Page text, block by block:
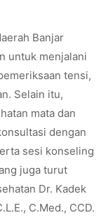
Banjar
untuk menjalani
tensi,
Selain itu,
mata dan
dengan
sesi konseling
juga turut
Dr. Kadek
C.Med., CCD.